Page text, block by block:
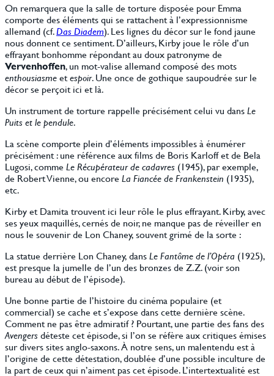
On remarquera que la salle de torture disposée pour Emma
comporte des éléments qui se rattachent à l’expressionnisme
allemand (cf.Das Diadem). Les lignes du décor sur le fond jaune
nous donnent ce sentiment. D’ailleurs, Kirby joue le rôle d’un
effrayant bonhomme répondant au doux patronyme de
Vervenhoffen, un mot-valise allemand composé des mots
enthousiasmeetespoir. Une once de gothique saupoudrée sur le
décor se perçoit ici et là.
Un instrument de torture rappelle précisément celui vu dansLe
Puits et le pendule.
La scène comporte plein d’éléments impossibles à énumérer
précisément : une référence aux films de Boris Karloff et de Bela
Lugosi, comme Le Récupérateur de cadavres (1945), par exemple,
de Robert Vienne, ou encore La Fiancée de Frankenstein (1935),
etc.
Kirby et Damita trouvent ici leur rôle le plus effrayant. Kirby, avec
ses yeux maquillés, cernés de noir, ne manque pas de réveiller en
nous le souvenir de Lon Chaney, souvent grimé de la sorte :
La statue derrière Lon Chaney, dansLe Fantôme de l’Opéra (1925),
est presque la jumelle de l’un des bronzes de Z.Z. (voir son
bureau au début de l’épisode).
Une bonne partie de l’histoire du cinéma populaire (et
commercial) se cache et s’expose dans cette dernière scène.
Comment ne pas être admiratif ? Pourtant, une partie des fans des
Avengersdéteste cet épisode, si l’on se réfère aux critiques émises
sur divers sites anglo-saxons. À notre sens, un malentendu est à
l’origine de cette détestation, doublée d’une possible inculture de
la part de ceux qui n’aiment pas cet épisode. L’intertextualité est